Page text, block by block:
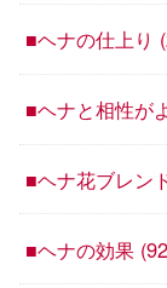
■ヘナの仕上り
■ヘナと相性が
■ヘナ花ブレン
■ヘナの効果